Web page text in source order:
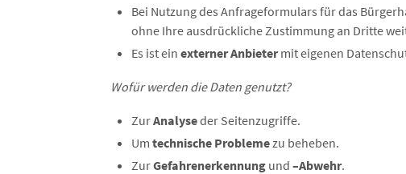
Bei Nutzung des Anfrageformulars für das
ohne Ihre ausdrückliche Zustimmung an Dritte
Es ist ein externer Anbietermit eigenen
Wofür werden die Daten genutzt?
ZurAnalyseder Seitenzugriffe.
Um technische Problemezu beheben.
ZurGefahrenerkennung und –Abwehr.